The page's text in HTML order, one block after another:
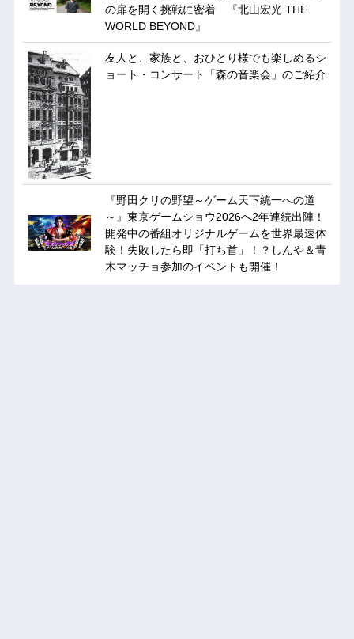
の扉を開く挑戦に密着 『北山宏光 THE
WORLD BEYOND』
友人と、家族と、おひとり様でも楽しめるシ
ョート・コンサート「森の音楽会」のご紹介
『野田クリの野望～ゲーム天下統一への道
～』東京ゲームショウ2026へ2年連続出陣！
開発中の番組オリジナルゲームを世界最速体
験！失敗したら即「打ち首」！？しんや＆青
木マッチョ参加のイベントも開催！